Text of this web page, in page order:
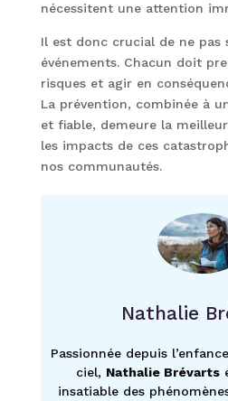
nécessitent une attention
Il est donc crucial de ne pas
événements. Chacun doit
risques et agir en
La prévention, combinée à
et fiable, demeure la
les impacts de ces
nos communautés.
Nathalie
Passionnée depuis
ciel, Nathalie Brévarts
insatiable des